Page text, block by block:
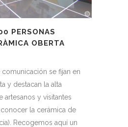
PERSONAS
OBERTA
comunicación se fijan en
y destacan la alta
artesanos y visitantes
la cerámica de
Recogemos aquí un